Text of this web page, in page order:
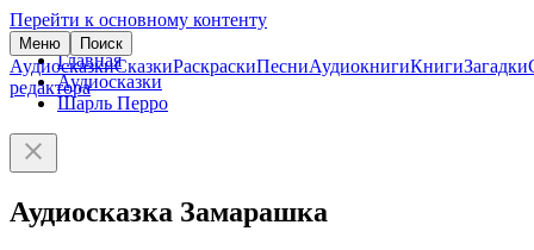
Перейти к основному контенту
Меню Поиск
АудиосказкиСказкиРаскраскиПесниАудиокнигиКнигиЗагадки
редактора
Главная
Аудиосказки
Шарль Перро
Аудиосказка Замарашка